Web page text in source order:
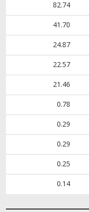
82.74
41.70
24.87
22.57
21.46
0.78
0.29
0.29
0.25
0.14